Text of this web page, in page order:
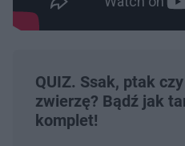
QUIZ. Ssak, ptak
zwierzę? Bądź jak
komplet!